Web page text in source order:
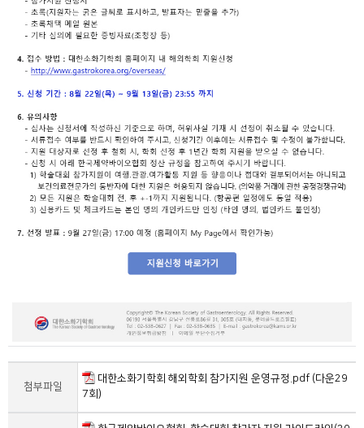
첨부파일
대한소화기학회 해외학회 참가지원 운영규정.pdf (다운29
7회)